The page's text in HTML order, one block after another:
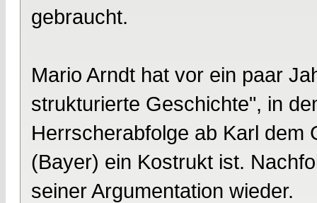
gebraucht.
Mario Arndt hat vor ein paar
strukturierte Geschichte", in
Herrscherabfolge ab Karl dem
(Bayer) ein Kostrukt ist.
seiner Argumentation wieder.